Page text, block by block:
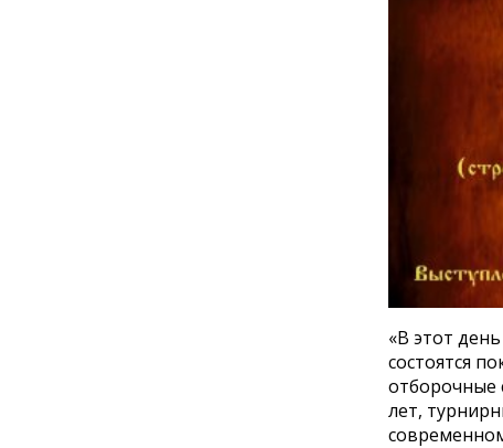
«В этот
состоятся
отборочные
лет,